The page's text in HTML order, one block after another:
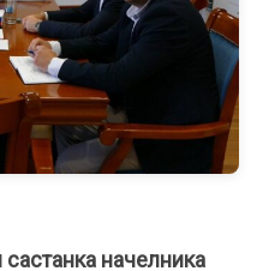
начелника